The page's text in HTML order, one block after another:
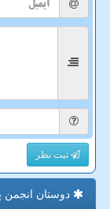
ثبت نظر
دوستان انجمن